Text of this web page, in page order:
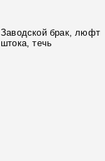
Заводской брак, люфт
штока, течь